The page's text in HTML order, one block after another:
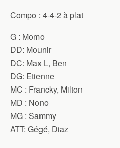
Compo : 4-4-2 à plat
G : Momo
DD: Mounir
DC: Max L, Ben
DG: Etienne
MC : Francky, Milton
MD : Nono
MG : Sammy
ATT: Gégé, Diaz